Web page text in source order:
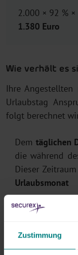
Zustimmung
2.000 × 92 %
1.380 Euro
Wie verhält es
Ihre
Urlaubstag
folgt berechnet
Dem täglichen
die während
Dieser
Urlaubsmonat
Hat Ihr
doppelten